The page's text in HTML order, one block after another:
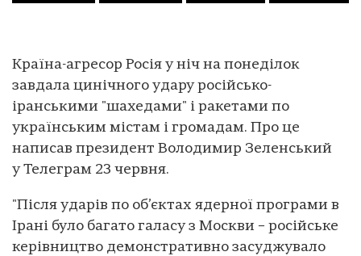
Країна-агресор Росія у ніч на понеділок
завдала цинічного удару російсько-
іранськими "шахедами" і ракетами по
українським містам і громадам. Про це
написав президент Володимир Зеленський
у Телеграм 23 червня.
"Після ударів по об’єктах ядерної програми в
Ірані було багато галасу з Москви – російське
керівництво демонстративно засуджувало